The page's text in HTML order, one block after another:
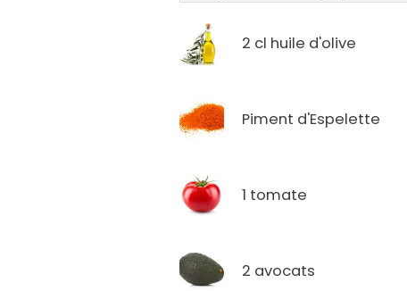
2 cl huile d'olive
Piment d'Espelette
1 tomate
2 avocats